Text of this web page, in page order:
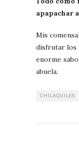
apapachar
Mis
disfrutar los
enorme
abuela.
CHILAQUILES